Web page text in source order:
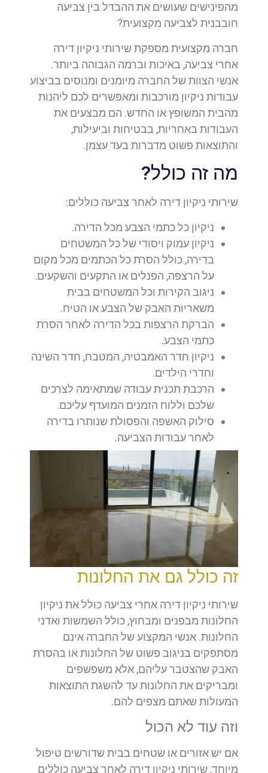
מהפינישים שעושים את ההבדל בין צביעה
חובבנית לצביעה מקצועית?
חברה מקצועית מספקת שירותי ניקיון דירה
אחרי צביעה, באיכות וברמה הגבוהה ביותר.
אנשי הצוות של החברה מיומנים ומנוסים בביצוע
עבודות ניקיון מורכבות ומאפשרים לכם ליהנות
מהבית המשופץ או החדש. הם מבצעים את
העבודות באחריות, בבטיחות וביעילות,
והתוצאות פשוט מדברות בעד עצמן.
מה זה כולל?
שירותי ניקיון דירה לאחר צביעה כוללים:
ניקיון כל כתמי הצבע מכל הדירה.
ניקיון עמוק ויסודי של כל המשטחים
בדירה, כולל הסרת כל הכתמים מכל מקום
על הרצפה, הפנלים או התקעים והשקעים.
ניגוב הקירות וכל המשטחים בבית
משאריות האבק של הצבע או הטיח.
הברקת הרצפות בכל הדירה לאחר הסרת
כתמי הצבע.
ניקיון חדר האמבטיה, המטבח, חדר השינה
וחדרי הילדים.
הרכבת תכנית עבודה שמתאימה לצרכים
שלכם וללוח הזמנים המועדף עליכם.
סילוק האשפה והפסולת שנותרו בדירה
לאחר עבודות הצביעה.
זה כולל גם את החלונות
שירותי ניקיון דירה אחרי צביעה כולל את ניקיון
החלונות מבפנים ומבחוץ, כולל השמשות ואדני
החלונות. אנשי המקצוע של החברה אינם
מסתפקים בניגוב פשוט של החלונות או בהסרת
האבק שהצטבר עליהם, אלא משפשפים
ומבריקים את החלונות עד להשגת התוצאות
המעולות שאתם מצפים להם.
וזה עוד לא הכול
אם יש אזורים או שטחים בבית שדורשים טיפול
מיוחד, שירותי ניקיון דירה לאחר צביעה כוללים